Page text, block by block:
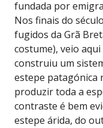
fundada por
Nos finais do
fugidos da Grã
costume), veio
construiu um
estepe patagónica
produzir toda a
contraste é bem
estepe árida, do